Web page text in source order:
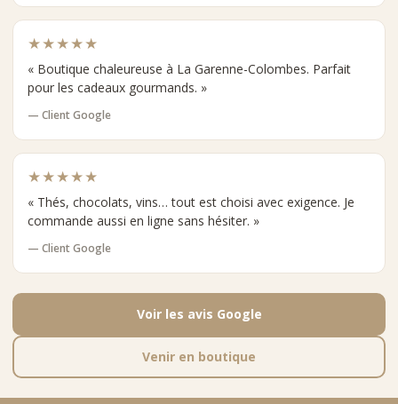
★★★★★
« Boutique chaleureuse à La Garenne-Colombes. Parfait
pour les cadeaux gourmands. »
— Client Google
★★★★★
« Thés, chocolats, vins… tout est choisi avec exigence. Je
commande aussi en ligne sans hésiter. »
— Client Google
Voir les avis Google
Venir en boutique